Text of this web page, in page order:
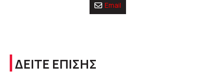
Email
ΔΕΙΤΕ ΕΠΙΣΗΣ